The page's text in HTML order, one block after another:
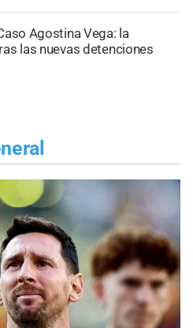
Agostina Vega: la
las nuevas detenciones